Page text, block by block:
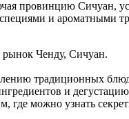
провинцию Сичуан,
и ароматными
рынок Ченду, Сичуан.
традиционных блюд
и
где можно узнать